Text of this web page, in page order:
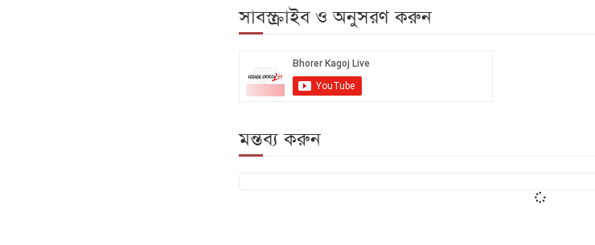
সাবস্ক্রাইব ও অনুসরণ করুন
মন্তব্য করুন